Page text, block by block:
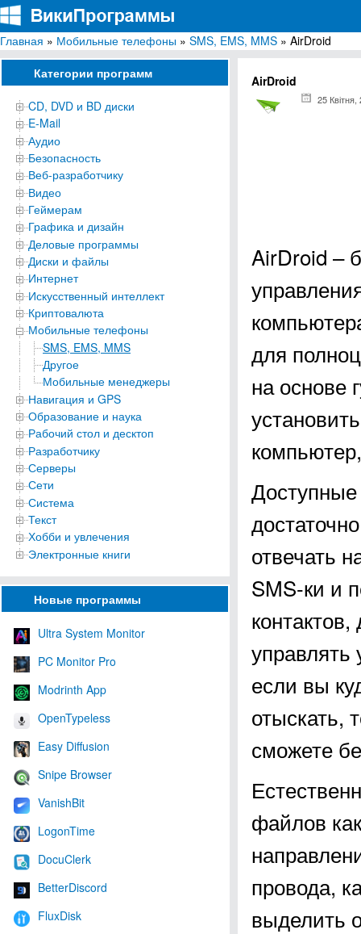
ВикиПрограммы
Энциклопедия бесплатных компьютерных программ для Windows
Главная » Мобильные телефоны » SMS, EMS, MMS » AirDroid
Категории программ
CD, DVD и BD диски
E-Mail
Аудио
Безопасность
Веб-разработчику
Видео
Геймерам
Графика и дизайн
Деловые программы
Диски и файлы
Интернет
Искусственный интеллект
Криптовалюта
Мобильные телефоны
SMS, EMS, MMS
Другое
Мобильные менеджеры
Навигация и GPS
Образование и наука
Рабочий стол и десктоп
Разработчику
Серверы
Сети
Система
Текст
Хобби и увлечения
Электронные книги
Новые программы
Ultra System Monitor
PC Monitor Pro
Modrinth App
OpenTypeless
Easy Diffusion
Snipe Browser
VanishBit
LogonTime
DocuClerk
BetterDiscord
FluxDisk
AirDroid
25 Квітня,
AirDroid –
для
на основе
отвечать
SMS-ки и
если вы
отыскать,
сможете
файлов
провода,
выделить